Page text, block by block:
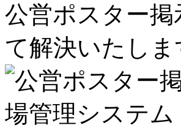
公営ポスター掲
て解決いたしま